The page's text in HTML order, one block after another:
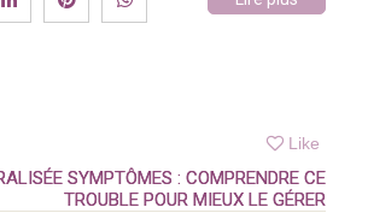
Like
SYMPTÔMES : COMPRENDRE CE
TROUBLE POUR MIEUX LE GÉRER